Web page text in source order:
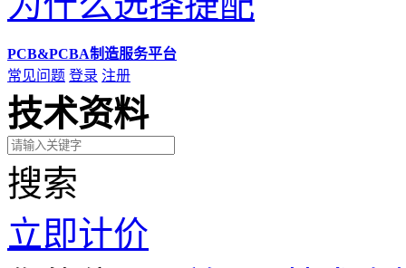
PCB&PCBA制造服务平台
常见问题 登录 注册
技术资料
搜索
立即计价